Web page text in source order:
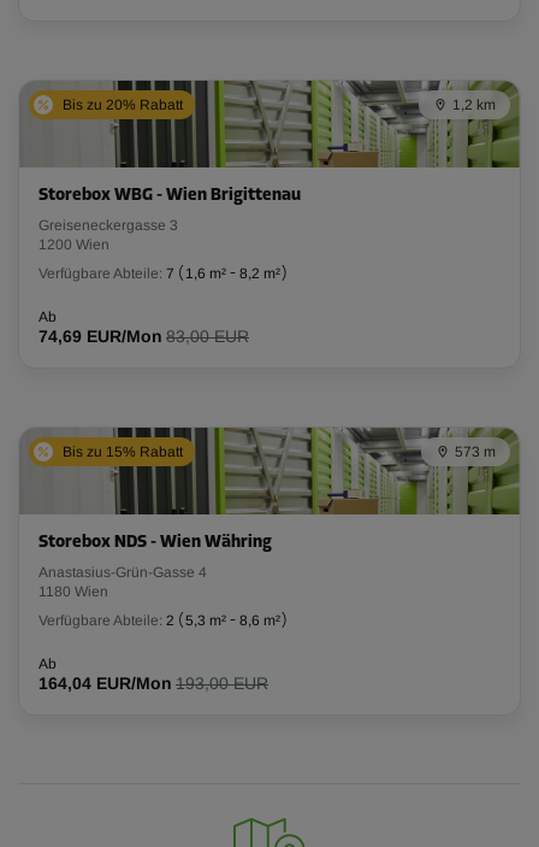
Bis zu 20% Rabatt 1,2 km
Storebox WBG - Wien Brigittenau
Greiseneckergasse 3
1200 Wien
Verfügbare Abteile: 7 ( 1,6 m² - 8,2 m²)
Ab
74,69 EUR/Mon 83,00 EUR
Bis zu 15% Rabatt 573 m
Storebox NDS - Wien Währing
Anastasius-Grün-Gasse 4
1180 Wien
Verfügbare Abteile: 2 (5,3 m² - 8,6 m²)
Ab
164,04 EUR/Mon 193,00 EUR